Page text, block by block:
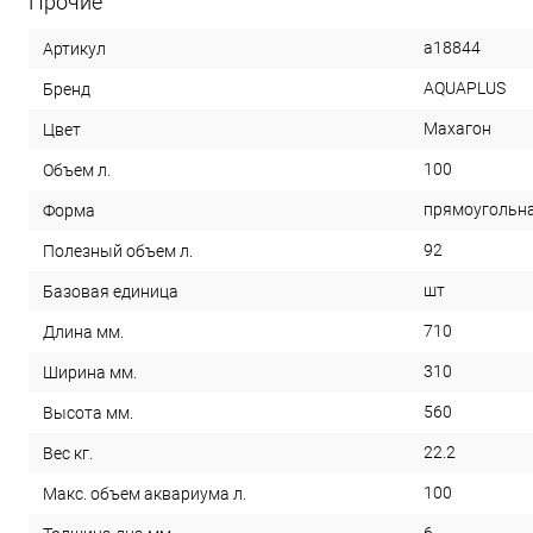
Артикул a18844
Бренд AQUAPLUS
Цвет Махагон
Объем л. 100
Форма
Полезный объем л. 92
Базовая единица шт
Длина мм. 710
Ширина мм. 310
Высота мм. 560
Вес кг. 22.2
Макс. объем аквариума л. 100